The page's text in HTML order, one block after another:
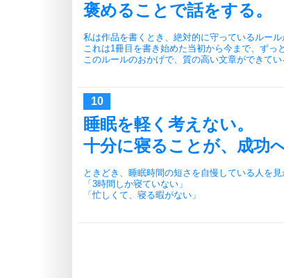
褒めることで話をする。
私は作品を書くとき、絶対的に守っているルール
これは1冊目を書き始めた当初から今まで、ずっ
このルールのおかげで、質の高い文章ができて
睡眠を軽く考えない。
十分に寝ることが、成功
ときどき、睡眠時間の短さを自慢している人を見
「3時間しか寝ていない」
「忙しくて、寝る暇がない」